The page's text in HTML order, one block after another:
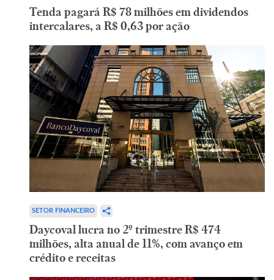
Tenda pagará R$ 78 milhões em dividendos
intercalares, a R$ 0,63 por ação
SETOR FINANCEIRO
Daycoval lucra no 2º trimestre R$ 474
milhões, alta anual de 11%, com avanço em
crédito e receitas